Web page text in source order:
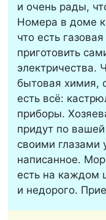
и очень рады,
Номера в доме
что есть
приготовить
электричества.
бытовая химия,
есть всё:
приборы.
придут по
своими глазами
написанное.
есть на каждом
и недорого.